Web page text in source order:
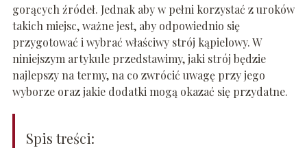
gorących źródeł. Jednak aby w pełni korzystać z uroków
takich miejsc, ważne jest, aby odpowiednio się
przygotować i wybrać właściwy strój kąpielowy. W
niniejszym artykule przedstawimy, jaki strój będzie
najlepszy na termy, na co zwrócić uwagę przy jego
wyborze oraz jakie dodatki mogą okazać się przydatne.
Spis treści: